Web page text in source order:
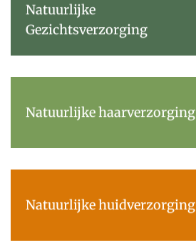
Natuurlijke
Gezichtsverzorging
Natuurlijke haarverzorging
Natuurlijke huidverzorging